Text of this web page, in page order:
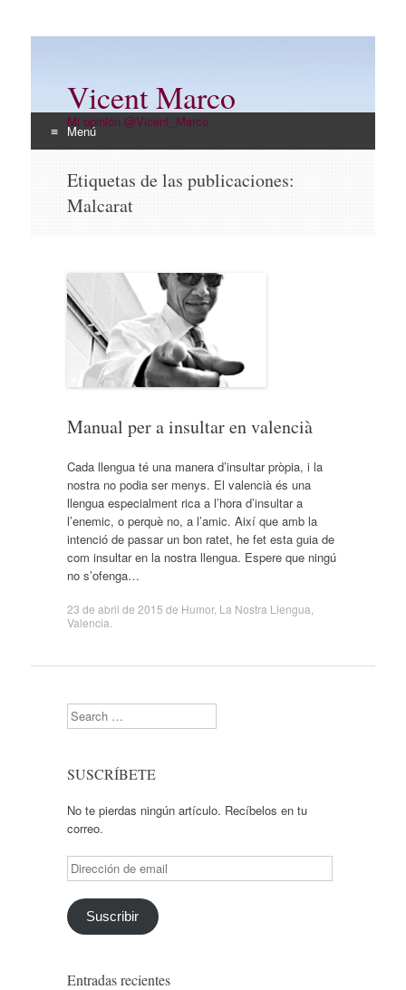
Vicent Marco
Mi opinión @Vicent_Marco
Menú
contenido
Etiquetas de las publicaciones:
Malcarat
Manual per a insultar en valencià
Cada llengua té una manera d’insultar pròpia, i la
nostra no podia ser menys. El valencià és una
llengua especialment rica a l’hora d’insultar a
l’enemic, o perquè no, a l’amic. Així que amb la
intenció de passar un bon ratet, he fet esta guia de
com insultar en la nostra llengua. Espere que ningú
no s’ofenga…
23 de abril de 2015 de Humor, La Nostra Llengua
Valencia
Search
SUSCRÍBETE
No te pierdas ningún artículo. Recíbelos en tu
correo.
Dirección
de
email
Suscribir
Entradas recientes